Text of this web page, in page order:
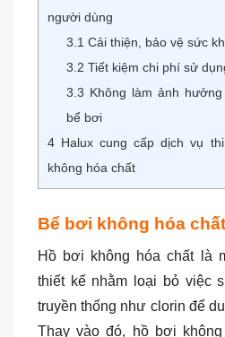
người dùng
3.1 Cải thiện, bảo vệ sức
3.2 Tiết kiệm chi phí sử
3.3 Không làm ảnh
bể bơi
4 Halux cung cấp dịch vụ
không hóa chất
Bể bơi không hóa
Hồ bơi không hóa chất là
thiết kế nhằm loại bỏ việc
truyền thống như clorin để
Thay vào đó, hồ bơi